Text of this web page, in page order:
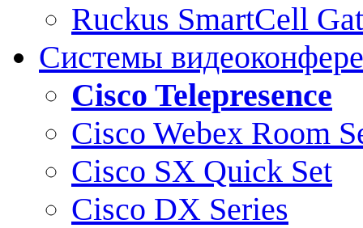
Ruckus SmartCell
Системы
Cisco Telepresence
Cisco Webex Room
Cisco SX Quick Set
Cisco DX Series